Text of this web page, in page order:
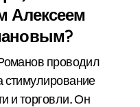
Алексеем
проводил
и торговли. Он